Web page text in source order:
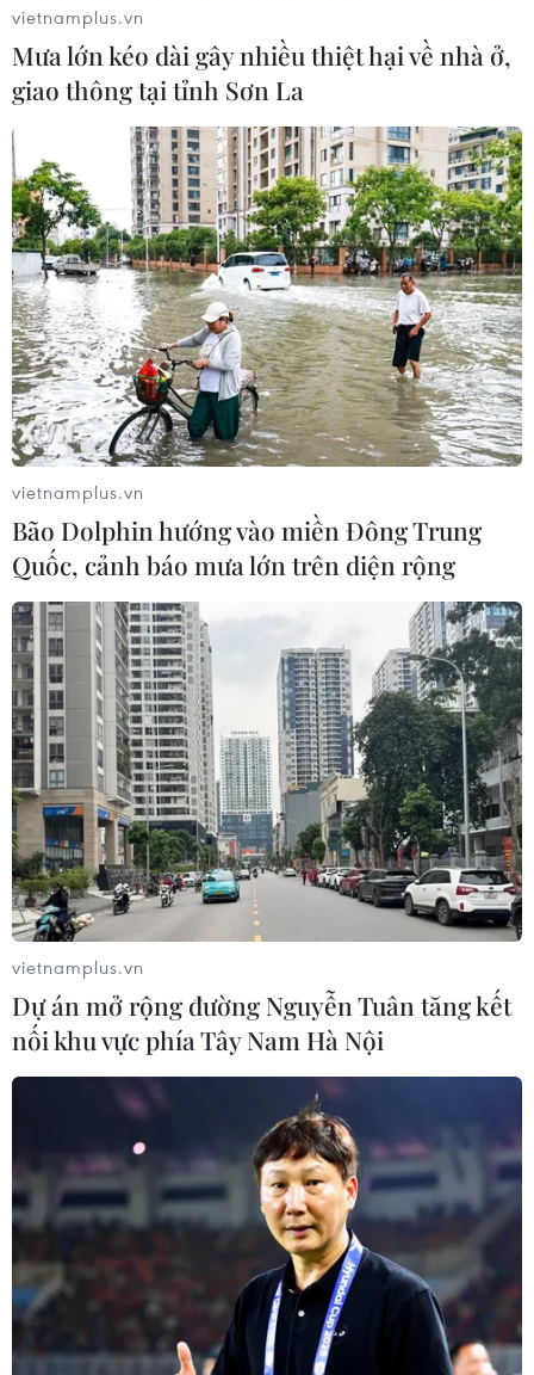
vietnamplus.vn
Mưa lớn kéo dài gây nhiều thiệt hại về nhà ở,
giao thông tại tỉnh Sơn La
vietnamplus.vn
Bão Dolphin hướng vào miền Đông Trung
Quốc, cảnh báo mưa lớn trên diện rộng
vietnamplus.vn
Dự án mở rộng đường Nguyễn Tuân tăng kết
nối khu vực phía Tây Nam Hà Nội